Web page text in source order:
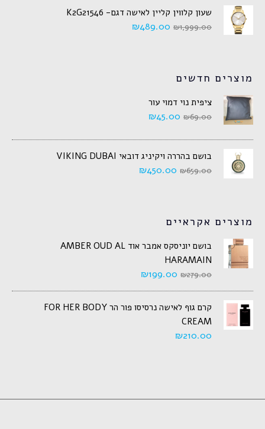
שעון קלווין קליין לאישה דגם- K2G21546
₪1,999.00
₪489.00
מוצרים חדשים
ציפית נוי דמוי עור
₪69.00
₪45.00
בושם בהררה ויקיניג דובאי VIKING DUBAI
₪659.00
₪450.00
מוצרים אקראיים
בושם יוניסקס אמבר אוד AMBER OUD AL
HARAMAIN
₪279.00
₪199.00
קרם גוף לאישה נרסיסו פור הר FOR HER BODY
CREAM
₪210.00